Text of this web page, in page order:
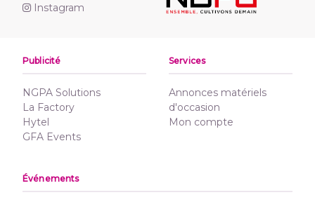
Instagram
Publicité
NGPA Solutions
La Factory
Hytel
GFA Events
Services
Annonces matériels
d'occasion
Mon compte
Événements